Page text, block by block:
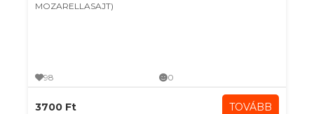
MOZARELLASAJT)
98 0
3700 Ft TOVÁBB